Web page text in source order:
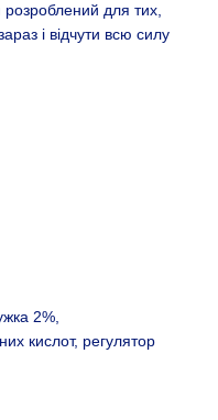
розроблений для тих,
і відчути всю силу
2%,
кислот, регулятор